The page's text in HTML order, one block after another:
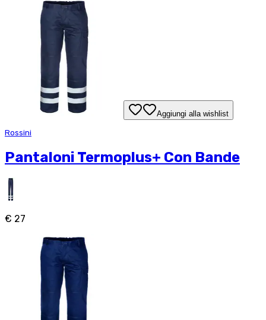
Aggiungi alla wishlist
Rossini
Pantaloni Termoplus+ Con Bande
€ 27